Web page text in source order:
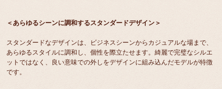
＜あらゆるシーンに調和するスタンダードデザイン＞
スタンダードなデザインは、ビジネスシーンからカジュアルな場まで、
あらゆるスタイルに調和し、個性を際立たせます。綺麗で完璧なシルエ
ットではなく、良い意味での外しをデザインに組み込んだモデルが特徴
です。